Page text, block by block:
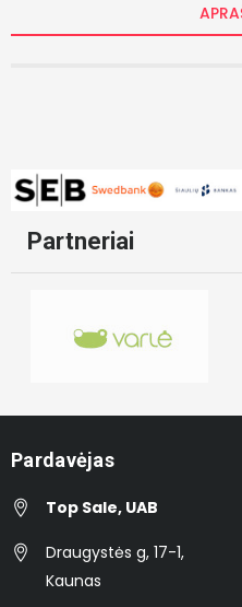
Partneriai
Pardavėjas
Top Sale, UAB
Draugystės g, 17-1,
Kaunas